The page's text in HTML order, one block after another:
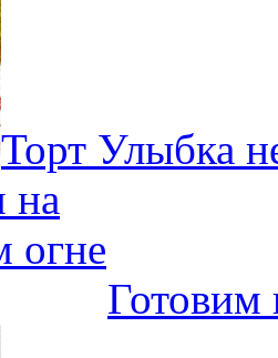
Торт Улыбка
Готовим